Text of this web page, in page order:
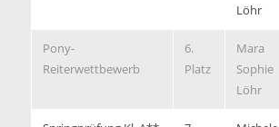
Löhr
Pony-
Reiterwettbewerb
6.
Platz
Mara
Sophie
Löhr